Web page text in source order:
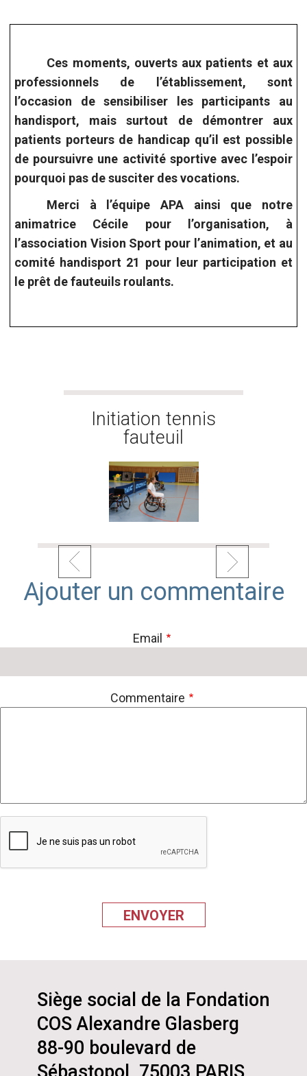
Ces moments, ouverts aux patients et aux
professionnels de l’établissement, sont
l’occasion de sensibiliser les participants au
handisport, mais surtout de démontrer aux
patients porteurs de handicap qu’il est possible
de poursuivre une activité sportive avec l’espoir
pourquoi pas de susciter des vocations.
Merci à l’équipe APA ainsi que notre
animatrice Cécile pour l’organisation, à
l’association Vision Sport pour l’animation, et au
comité handisport 21 pour leur participation et
le prêt de fauteuils roulants.
Initiation tennis
fauteuil
Initiation au tennis
fauteuil
Ajouter un commentaire
Email
Commentaire
Siège social de la Fondation
COS Alexandre Glasberg
88-90 boulevard de